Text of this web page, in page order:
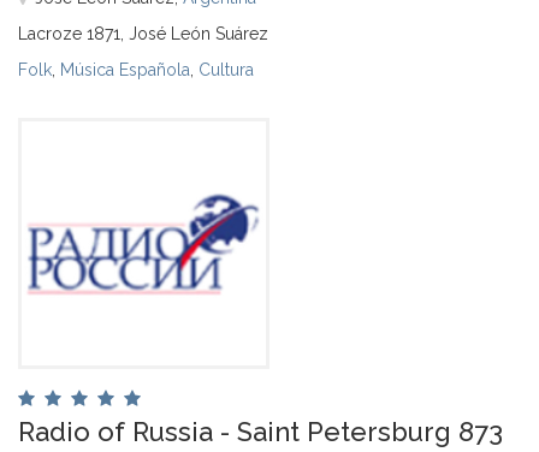
Lacroze 1871, José León Suárez
Folk Música Española Cultura
Radio of Russia - Saint Petersburg 873